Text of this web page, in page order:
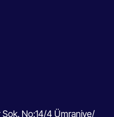
Sok. No:14/4 Ümraniye/